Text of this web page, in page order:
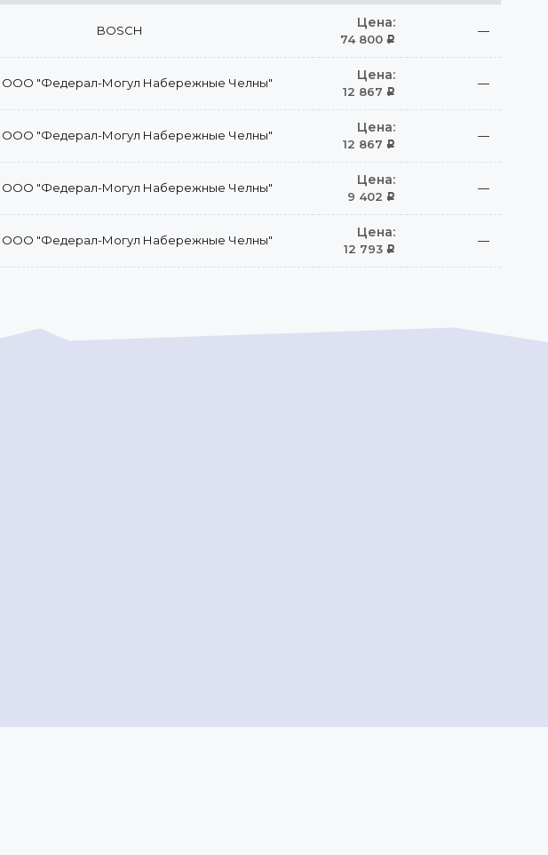
BOSCH Цена:
74 800 Р
—
ООО "Федерал-Могул Набережные Челны" Цена:
12 867 Р
—
ООО "Федерал-Могул Набережные Челны" Цена:
12 867 Р
—
ООО "Федерал-Могул Набережные Челны" Цена:
9 402 Р
—
ООО "Федерал-Могул Набережные Челны" Цена:
12 793 Р
—